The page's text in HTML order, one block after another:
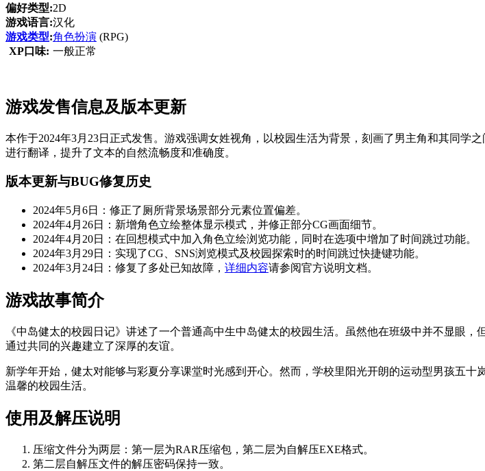
偏好类型:2D
游戏语言:汉化
游戏类型:角色扮演 (RPG)
XP口味: 一般正常
游戏发售信息及版本更新
本作于2024年3月23日正式发售。游戏强调女姓视角，以校园生活为背景，刻画了男主角和其同学之
进行翻译，提升了文本的自然流畅度和准确度。
版本更新与BUG修复历史
2024年5月6日：修正了厕所背景场景部分元素位置偏差。
2024年4月26日：新增角色立绘整体显示模式，并修正部分CG画面细节。
2024年4月20日：在回想模式中加入角色立绘浏览功能，同时在选项中增加了时间跳过功能。
2024年3月29日：实现了CG、SNS浏览模式及校园探索时的时间跳过快捷键功能。
2024年3月24日：修复了多处已知故障， 详细内容请参阅官方说明文档。
游戏故事简介
《中岛健太的校园日记》讲述了一个普通高中生中岛健太的校园生活。虽然他在班级中并不显眼
通过共同的兴趣建立了深厚的友谊。
新学年开始，健太对能够与彩夏分享课堂时光感到开心。然而，学校里阳光开朗的运动型男孩五
温馨的校园生活。
使用及解压说明
压缩文件分为两层：第一层为RAR压缩包，第二层为自解压EXE格式。
第二层自解压文件的解压密码保持一致。